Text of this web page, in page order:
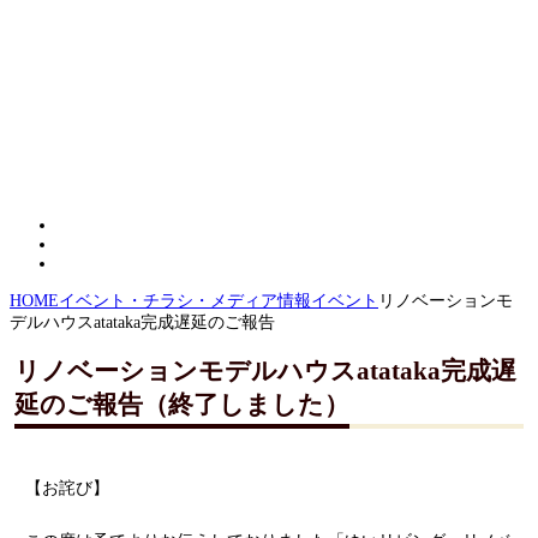
HOMEイベント・チラシ・メディア情報イベント リノベーションモ
デルハウスatataka完成遅延のご報告
リノベーションモデルハウスatataka完成遅
延のご報告（終了しました）
【お詫び】